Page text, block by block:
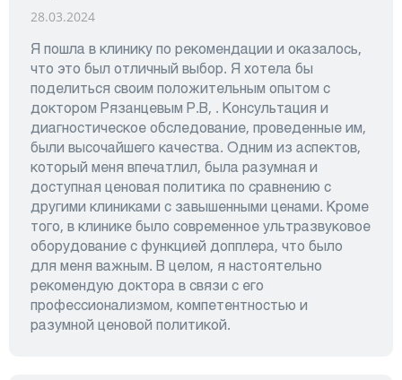
28.03.2024
Я пошла в клинику по рекомендации и оказалось,
что это был отличный выбор. Я хотела бы
поделиться своим положительным опытом с
доктором Рязанцевым Р.В, . Консультация и
диагностическое обследование, проведенные им,
были высочайшего качества. Одним из аспектов,
который меня впечатлил, была разумная и
доступная ценовая политика по сравнению с
другими клиниками с завышенными ценами. Кроме
того, в клинике было современное ультразвуковое
оборудование с функцией допплера, что было
для меня важным. В целом, я настоятельно
рекомендую доктора в связи с его
профессионализмом, компетентностью и
разумной ценовой политикой.